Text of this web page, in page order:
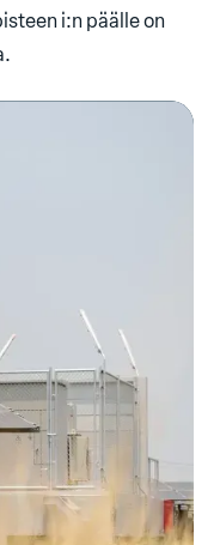
i:n päälle on